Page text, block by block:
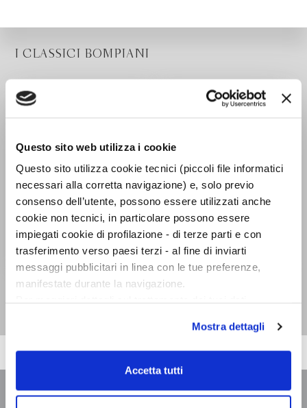
Questo sito web utilizza i cookie
Questo sito utilizza cookie tecnici (piccoli file informatici
necessari alla corretta navigazione) e, solo previo
consenso dell’utente, possono essere utilizzati anche
cookie non tecnici, in particolare possono essere
impiegati cookie di profilazione - di terze parti e con
trasferimento verso paesi terzi - al fine di inviarti
messaggi pubblicitari in linea con le tue preferenze,
manifestate durante la navigazione.
scelte privacy sui cookie, ti invitiamo a prendere visione
dell’informativa cookie.
Chiudendo il banner tramite la “X” prosegui la
dei soli cookie tecnici. Selezionando “Accetta tutti” presti
Mostra dettagli
Accetta tutti
I CLASSICI BOMPIANI
Il carteggio Aspern
Il giro di vite